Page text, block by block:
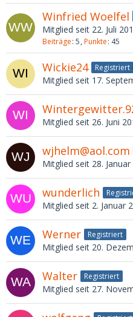
Winfried Woelfel
Mitglied seit 22. Juli
Beiträge 5 Punkte 45
Wickie24 Registriert
Mitglied seit 17.
Mitglied seit 26. Juni
wjhelm@aol.com
Mitglied seit 28. Januar
wunderlich
Mitglied seit 2. Januar
Werner Registriert
Mitglied seit 20.
Walter Registriert
Mitglied seit 27.